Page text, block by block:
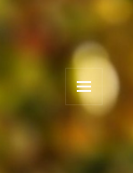
MENÜ
UND
WIDGETS